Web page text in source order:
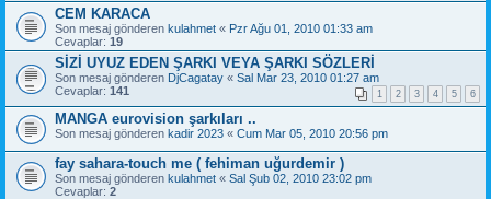
CEM KARACA
Son mesaj gönderen kulahmet « Pzr Ağu 01, 2010 01:33 am
Cevaplar: 19
SİZİ UYUZ EDEN ŞARKI VEYA ŞARKI SÖZLERİ
Son mesaj gönderen DjCagatay « Sal Mar 23, 2010 01:27 am
Cevaplar: 141 1 2 3 4 5 6
MANGA eurovision şarkıları ..
Son mesaj gönderen kadir 2023 « Cum Mar 05, 2010 20:56 pm
fay sahara-touch me ( fehiman uğurdemir )
Son mesaj gönderen kulahmet « Sal Şub 02, 2010 23:02 pm
Cevaplar: 2